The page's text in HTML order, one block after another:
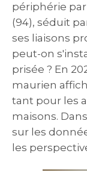
périphérie
(94), séduit
ses liaisons
peut-on
prisée ? En
maurien
tant pour les
maisons.
sur les
les